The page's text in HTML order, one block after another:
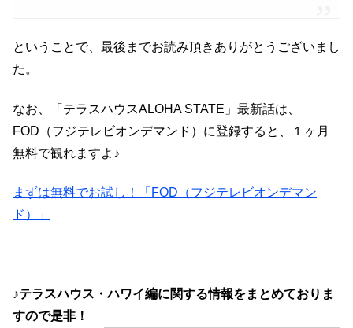
ということで、最後までお読み頂きありがとうございまし
た。
なお、「テラスハウスALOHA STATE」最新話は、
FOD（フジテレビオンデマンド）に登録すると、１ヶ月
無料で観れますよ♪
まずは無料でお試し！「FOD（フジテレビオンデマン
ド）」
♪テラスハウス・ハワイ編に関する情報をまとめておりま
すので是非！